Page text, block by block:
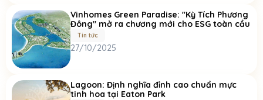
Vinhomes Green Paradise: "Kỳ Tích Phương
Đông" mở ra chương mới cho ESG toàn cầu
Tin tức
27/10/2025
Lagoon: Định nghĩa đỉnh cao chuẩn mực
tinh hoa tại Eaton Park